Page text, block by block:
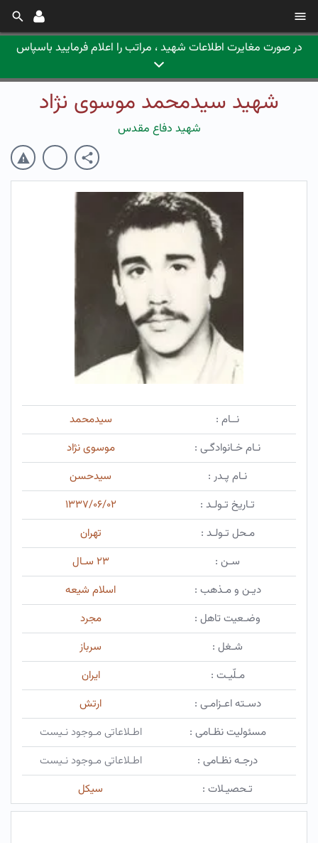
در صورت مغایرت اطلاعات شهید ، مراتب را اعلام فرمایید باسپاس
شهید سیدمحمد موسوی نژاد
شهید دفاع مقدس
نــام :
سیدمحمد
نـام خـانوادگـی :
موسوی نژاد
نـام پـدر :
سیدحسن
تـاریخ تـولـد :
۱۳۳۷/۰۶/۰۲
مـحل تـولـد :
تهران
سـن :
۲۳ سـال
دیـن و مـذهب :
اسلام شیعه
وضـعیت تاهل :
مجرد
شـغل :
سرباز
مـلّیـت :
ایران
دسـته اعـزامـی :
ارتش
مسئولیت نظـامی :
اطـلاعاتی مـوجود نـیست
درجـه نظـامی :
اطـلاعاتی مـوجود نـیست
تـحصیـلات :
سیکل